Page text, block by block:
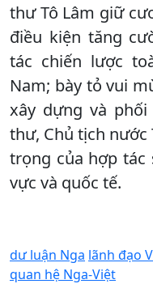
thư Tô Lâm giữ
điều kiện tăng
tác chiến lược
Nam; bày tỏ vui
xây dựng và
thư, Chủ tịch nước
trọng của hợp tác
vực và quốc tế.
dư luận Nga lãnh đạo
quan hệ Nga-Việt